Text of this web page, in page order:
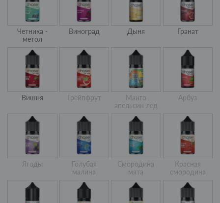
Четника -
метол
Виноград Дыня Гранат
Вишня Грейпфрут
Манго
апельсин лед
Арбуз
Ягоды
Голубая
малина
Смородина
мята
Красная
смородина